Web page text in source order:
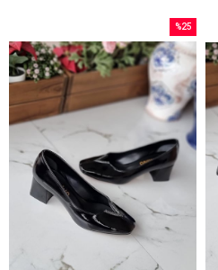
%25
İndirim
%25İndirim